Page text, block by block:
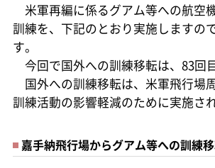
米軍再編に係るグアム等への航空
訓練を、下記のとおり実施しますの
す。
今回で国外への訓練移転は、83回
国外への訓練移転は、米軍飛行場
訓練活動の影響軽減のために実施さ
嘉手納飛行場からグアム等への訓練